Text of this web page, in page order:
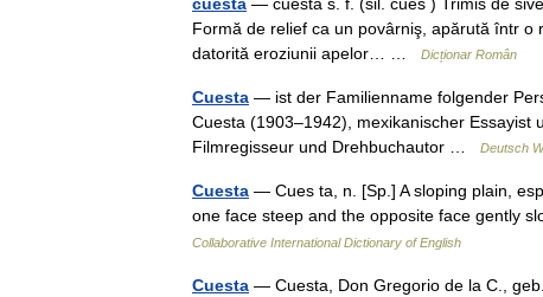
Formă de relief ca un povârniş, apărută într o
datorită eroziunii apelor… …
Dicționar Român
Cuesta — ist der Familienname folgender
Cuesta (1903–1942), mexikanischer Essayist
Filmregisseur und Drehbuchautor …
Deutsch
Cuesta — Cues ta, n. [Sp.] A sloping plain,
one face steep and the opposite face gently
Collaborative International Dictionary of English
Cuesta — Cuesta, Don Gregorio de la C.,